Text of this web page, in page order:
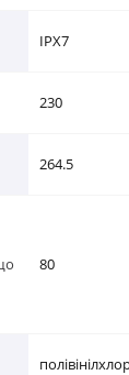
IPX7
230
264.5
80